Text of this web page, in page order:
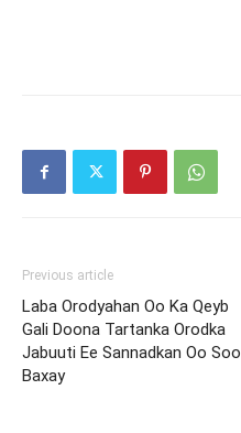
Previous article
Laba Orodyahan Oo Ka Qeyb
Gali Doona Tartanka Orodka
Jabuuti Ee Sannadkan Oo Soo
Baxay